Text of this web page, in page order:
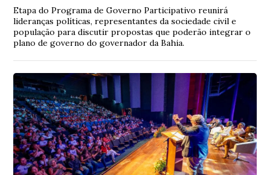
Etapa do Programa de Governo Participativo reunirá
lideranças políticas, representantes da sociedade civil e
população para discutir propostas que poderão integrar o
plano de governo do governador da Bahia.